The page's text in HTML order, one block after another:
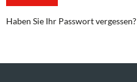
Haben Sie Ihr Passwort vergessen?